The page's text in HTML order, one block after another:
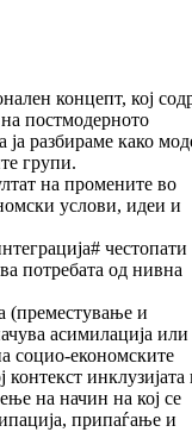
концепт, кој
постмодерното
ја разбираме како
групи.
на промените во
услови, идеи и
честопати
потребата од нивна
(преместување и
асимилација или
социо-економските
инклузијата
на начин на кој се
припаѓање и